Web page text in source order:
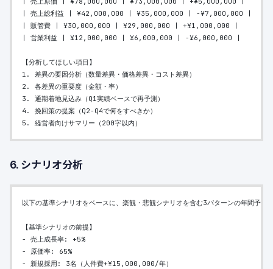
| 売上総利益 | ¥42,000,000 | ¥35,000,000 | -¥7,000,000 |
| 販管費 | ¥30,000,000 | ¥29,000,000 | +¥1,000,000 |
| 営業利益 | ¥12,000,000 | ¥6,000,000 | -¥6,000,000 |
【分析してほしい項目】
1. 差異の要因分析（数量差異・価格差異・コスト差異）
2. 各差異の重要度（金額・率）
3. 通期着地見込み（Q1実績ベースで再予測）
4. 挽回策の提案（Q2-Q4で何をすべきか）
5. 経営者向けサマリー（200字以内）
6. シナリオ分析
以下の基準シナリオをベースに、楽観・悲観シナリオを含む3パターンの年間予算
【基準シナリオの前提】
- 売上成長率: +5%
- 原価率: 65%
- 新規採用: 3名（人件費+¥15,000,000/年）